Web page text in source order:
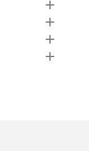



